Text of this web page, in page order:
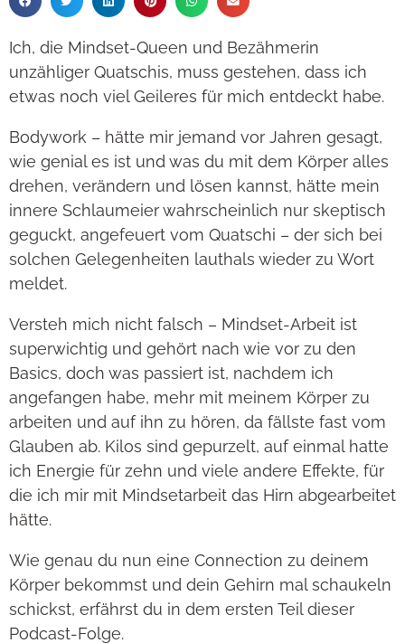
Ich, die Mindset-Queen und Bezähmerin
unzähliger Quatschis, muss gestehen, dass ich
etwas noch viel Geileres für mich entdeckt habe.
Bodywork – hätte mir jemand vor Jahren gesagt,
wie genial es ist und was du mit dem Körper alles
drehen, verändern und lösen kannst, hätte mein
innere Schlaumeier wahrscheinlich nur skeptisch
geguckt, angefeuert vom Quatschi – der sich bei
solchen Gelegenheiten lauthals wieder zu Wort
meldet.
Versteh mich nicht falsch – Mindset-Arbeit ist
superwichtig und gehört nach wie vor zu den
Basics, doch was passiert ist, nachdem ich
angefangen habe, mehr mit meinem Körper zu
arbeiten und auf ihn zu hören, da fällste fast vom
Glauben ab. Kilos sind gepurzelt, auf einmal hatte
ich Energie für zehn und viele andere Effekte, für
die ich mir mit Mindsetarbeit das Hirn abgearbeitet
hätte.
Wie genau du nun eine Connection zu deinem
Körper bekommst und dein Gehirn mal schaukeln
schickst, erfährst du in dem ersten Teil dieser
Podcast-Folge.